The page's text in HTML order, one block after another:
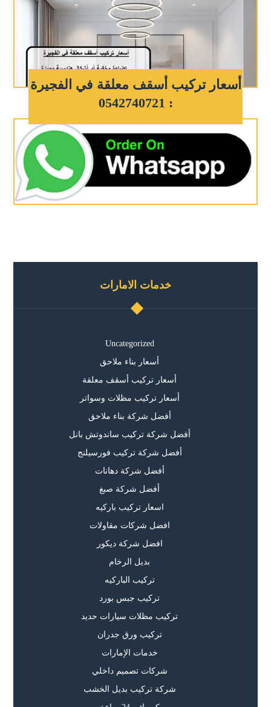
أسعار تركيب أسقف معلقة في الفجيرة
: 0542740721
خدمات الامارات
Uncategorized
أسعار بناء ملاحق
أسعار تركيب أسقف معلقة
أسعار تركيب مظلات وسواتر
أفضل شركة بناء ملاحق
أفضل شركة تركيب ساندوتش بانل
أفضل شركة تركيب فورسيلنج
أفضل شركة دهانات
أفضل شركة صبغ
اسعار تركيب باركيه
افضل شركات مقاولات
افضل شركة ديكور
بديل الرخام
تركيب الباركيه
تركيب جبس بورد
تركيب مظلات سيارات حديد
تركيب ورق جدران
خدمات الإمارات
شركات تصميم داخلي
شركة تركيب بديل الخشب